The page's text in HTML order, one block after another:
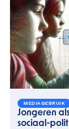
MEDIAGEBRUIK
Jongeren
sociaal-